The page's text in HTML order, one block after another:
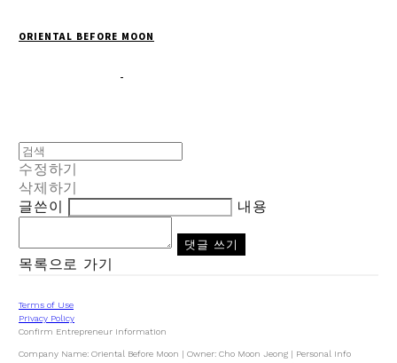
ORIENTAL BEFORE MOON
수정하기
삭제하기
글쓴이
내용
댓글 쓰기
목록으로 가기
Terms of Use
Privacy Policy
Confirm Entrepreneur Information
Company Name: Oriental Before Moon | Owner: Cho Moon Jeong | Personal Info